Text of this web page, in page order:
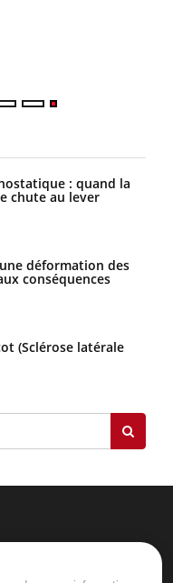
: quand la
chute au lever
déformation des
conséquences
(Sclérose latérale